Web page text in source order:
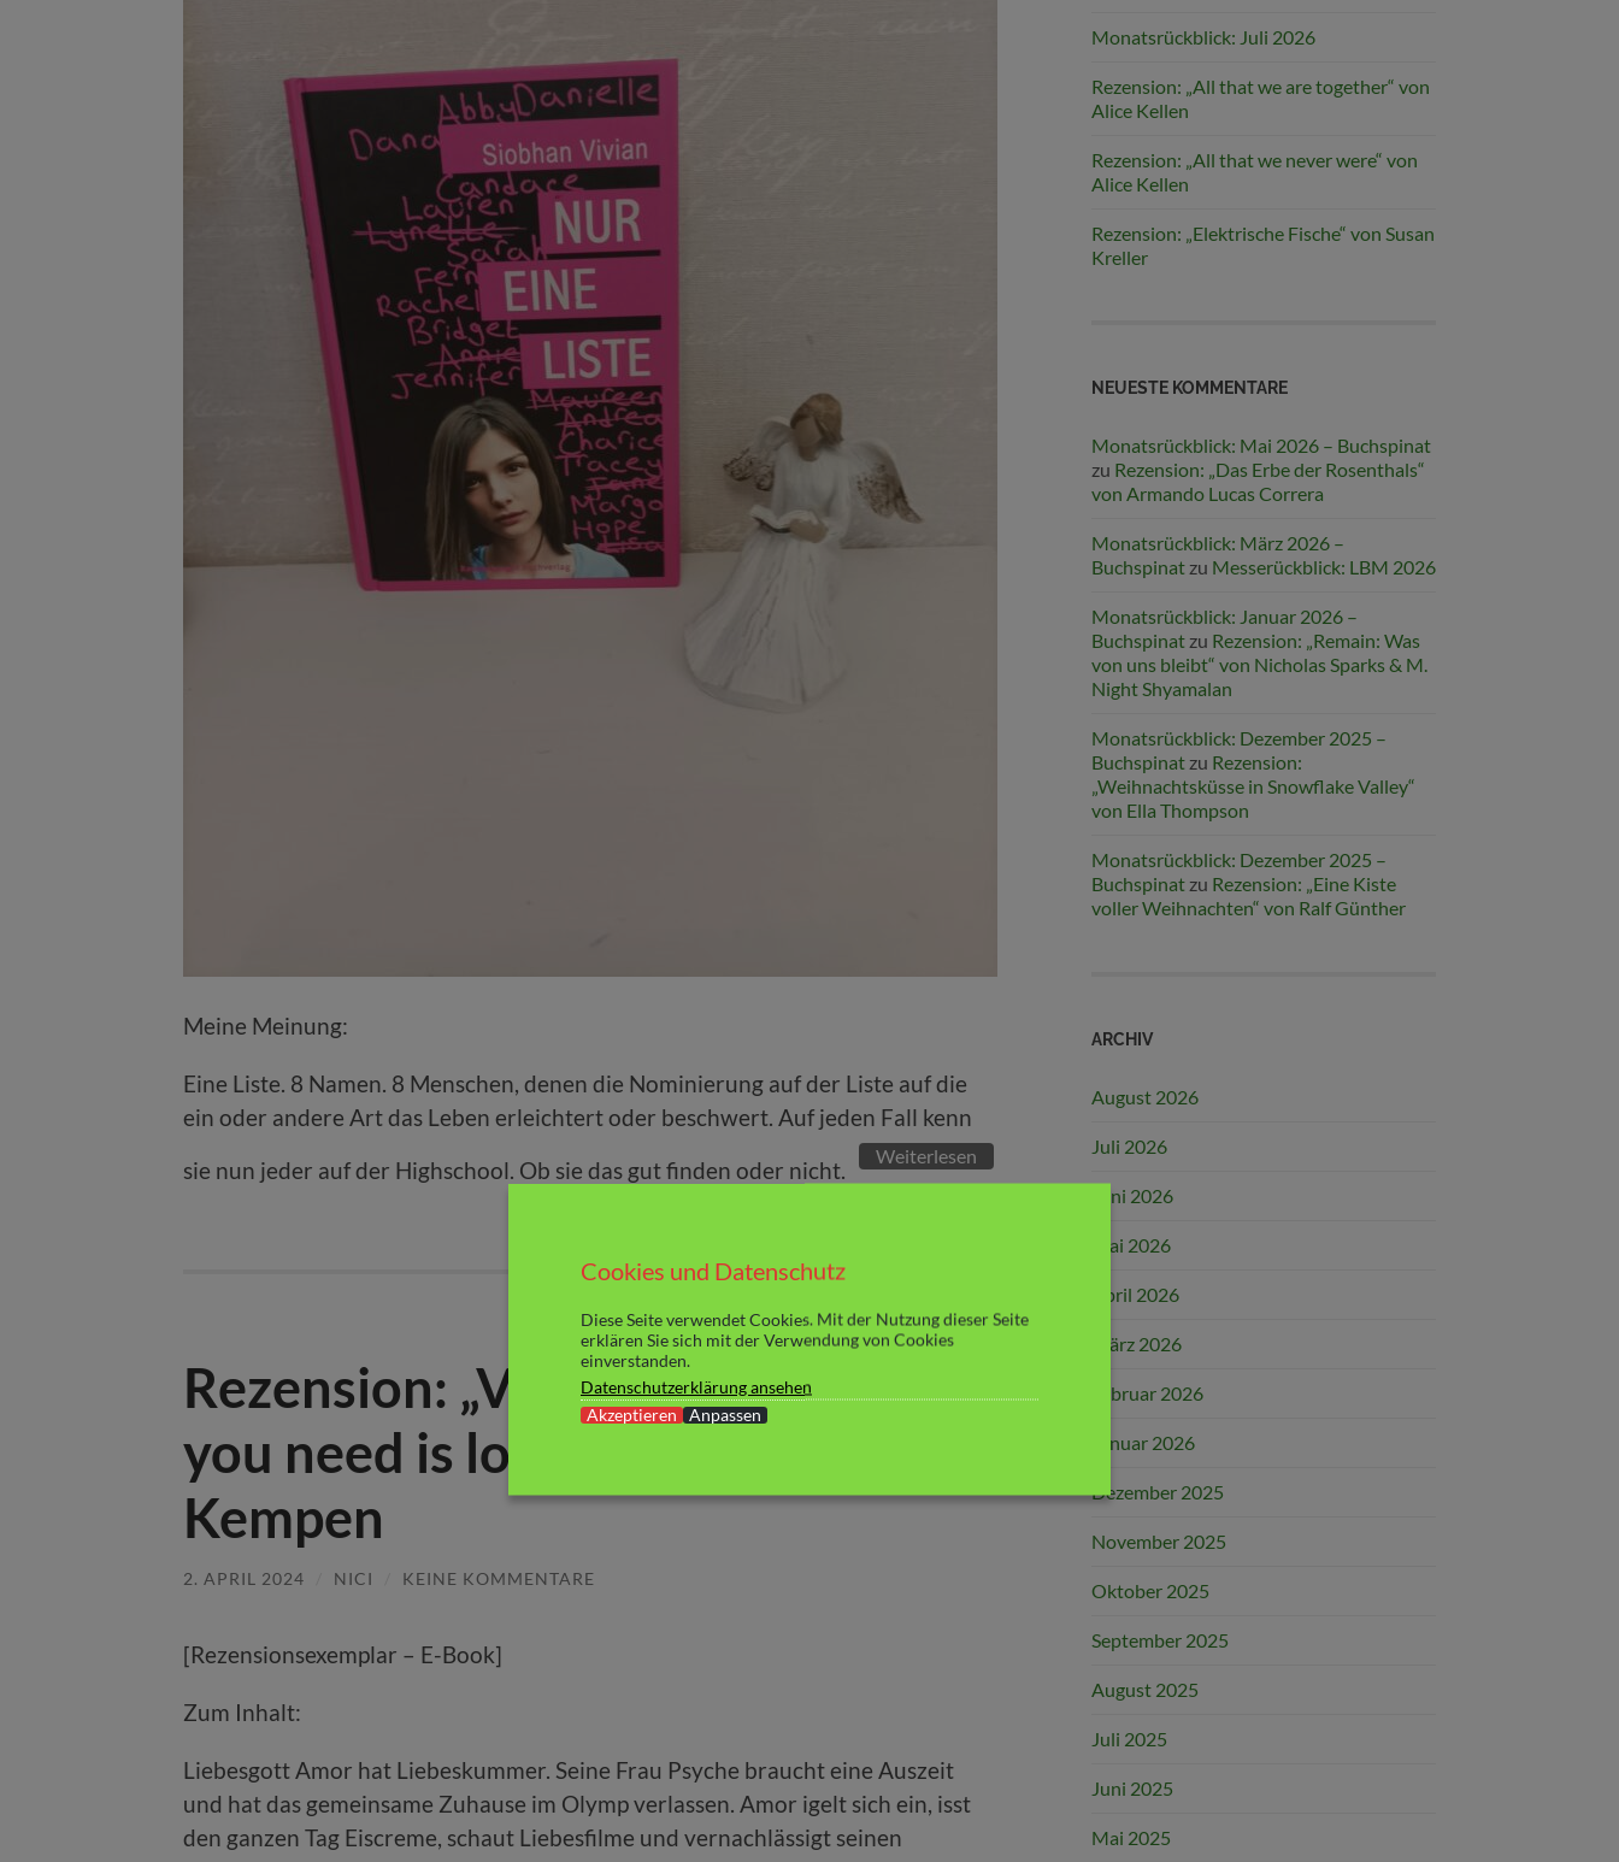
Meine Meinung:
Eine Liste. 8 Namen. 8 Menschen, denen die Nominierung auf der Liste auf die
ein oder andere Art das Leben erleichtert oder beschwert. Auf jeden Fall kenn
sie nun jeder auf der Highschool. Ob sie das gut finden oder nicht.
Weiterlesen
Rezension: „Valentina Amor. All
you need is love“ von Sarah M.
Kempen
2. APRIL 2024 NICI KEINE KOMMENTARE
[Rezensionsexemplar – E-Book]
Zum Inhalt:
Liebesgott Amor hat Liebeskummer. Seine Frau Psyche braucht eine Auszeit
und hat das gemeinsame Zuhause im Olymp verlassen. Amor igelt sich ein, isst
den ganzen Tag Eiscreme, schaut Liebesfilme und vernachlässigt seinen
Monatsrückblick: Juli 2026
Rezension: „All that we are together“ von
Alice Kellen
Rezension: „All that we never were“ von
Alice Kellen
Rezension: „Elektrische Fische“ von Susan
Kreller
NEUESTE KOMMENTARE
Monatsrückblick: Mai 2026 – Buchspinat
zu Rezension: „Das Erbe der Rosenthals“
von Armando Lucas Correra
Monatsrückblick: März 2026 –
Buchspinat zu Messerückblick: LBM 2026
Monatsrückblick: Januar 2026 –
Buchspinat zu Rezension: „Remain: Was
von uns bleibt“ von Nicholas Sparks & M.
Night Shyamalan
Monatsrückblick: Dezember 2025 –
Buchspinat zu Rezension:
„Weihnachtsküsse in Snowflake Valley“
von Ella Thompson
Monatsrückblick: Dezember 2025 –
Buchspinat zu Rezension: „Eine Kiste
voller Weihnachten“ von Ralf Günther
ARCHIV
August 2026
Juli 2026
Juni 2026
Mai 2026
April 2026
März 2026
Februar 2026
Januar 2026
Dezember 2025
November 2025
Oktober 2025
September 2025
August 2025
Juli 2025
Juni 2025
Mai 2025
Cookies und Datenschutz
Diese Seite verwendet Cookies. Mit der Nutzung dieser Seite
erklären Sie sich mit der Verwendung von Cookies
einverstanden.
Datenschutzerklärung ansehen
Akzeptieren
Anpassen